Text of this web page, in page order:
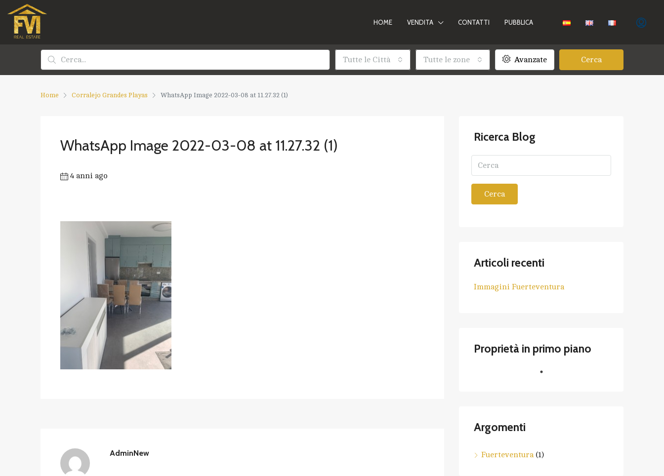
HOME VENDITA CONTATTI PUBBLICA
Tutte le Città Tutte le zone Avanzate Cerca
Home Corralejo Grandes Playas WhatsApp Image 2022-03-08 at 11.27.32 (1)
WhatsApp Image 2022-03-08 at 11.27.32 (1)
4 anni ago
AdminNew
Ricerca Blog
Cerca
Articoli recenti
Immagini Fuerteventura
Proprietà in primo piano
Argomenti
Fuerteventura(1)